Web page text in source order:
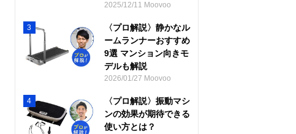
2025/12/11 Moovoo
3
〈プロ解説〉静かなル
ームランナーおすすめ
9選 マンション向きモ
デルも解説
2026/01/27 Moovoo
4
〈プロ解説〉振動マシ
ンの効果が期待できる
使い方とは？